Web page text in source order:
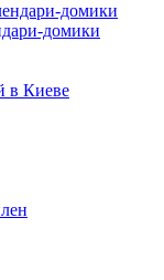
домики
домики
в Киеве